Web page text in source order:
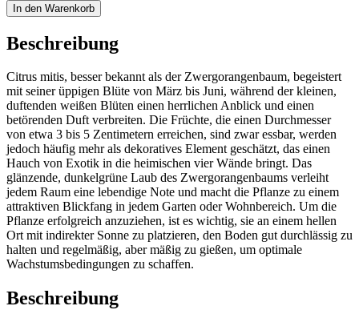
In den Warenkorb
Beschreibung
Citrus mitis, besser bekannt als der Zwergorangenbaum, begeistert
mit seiner üppigen Blüte von März bis Juni, während der kleinen,
duftenden weißen Blüten einen herrlichen Anblick und einen
betörenden Duft verbreiten. Die Früchte, die einen Durchmesser
von etwa 3 bis 5 Zentimetern erreichen, sind zwar essbar, werden
jedoch häufig mehr als dekoratives Element geschätzt, das einen
Hauch von Exotik in die heimischen vier Wände bringt. Das
glänzende, dunkelgrüne Laub des Zwergorangenbaums verleiht
jedem Raum eine lebendige Note und macht die Pflanze zu einem
attraktiven Blickfang in jedem Garten oder Wohnbereich. Um die
Pflanze erfolgreich anzuziehen, ist es wichtig, sie an einem hellen
Ort mit indirekter Sonne zu platzieren, den Boden gut durchlässig zu
halten und regelmäßig, aber mäßig zu gießen, um optimale
Wachstumsbedingungen zu schaffen.
Beschreibung